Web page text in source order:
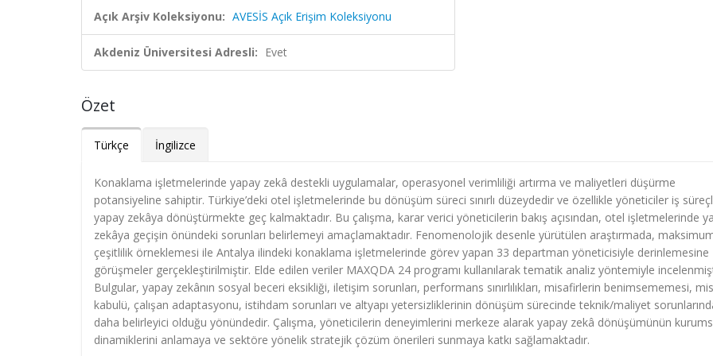
Açık Arşiv Koleksiyonu: AVESİS Açık Erişim Koleksiyonu
Akdeniz Üniversitesi Adresli: Evet
Özet
Türkçe İngilizce
Konaklama işletmelerinde yapay zekâ destekli uygulamalar, operasyonel verimliliği artırma ve maliyetleri düşürme
potansiyeline sahiptir. Türkiye’deki otel işletmelerinde bu dönüşüm süreci sınırlı düzeydedir ve özellikle yöneticiler iş
yapay zekâya dönüştürmekte geç kalmaktadır. Bu çalışma, karar verici yöneticilerin bakış açısından, otel işletmelerinde
zekâya geçişin önündeki sorunları belirlemeyi amaçlamaktadır. Fenomenolojik desenle yürütülen araştırmada,
çeşitlilik örneklemesi ile Antalya ilindeki konaklama işletmelerinde görev yapan 33 departman yöneticisiyle derinlemesine
görüşmeler gerçekleştirilmiştir. Elde edilen veriler MAXQDA 24 programı kullanılarak tematik analiz yöntemiyle
Bulgular, yapay zekânın sosyal beceri eksikliği, iletişim sorunları, performans sınırlılıkları, misafirlerin benimsememesi,
kabulü, çalışan adaptasyonu, istihdam sorunları ve altyapı yetersizliklerinin dönüşüm sürecinde teknik/maliyet
daha belirleyici olduğu yönündedir. Çalışma, yöneticilerin deneyimlerini merkeze alarak yapay zekâ dönüşümünün
dinamiklerini anlamaya ve sektöre yönelik stratejik çözüm önerileri sunmaya katkı sağlamaktadır.